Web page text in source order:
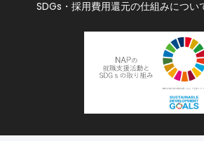
SDGs・採用費用還元の仕組みについ